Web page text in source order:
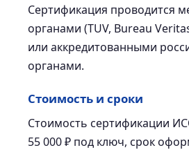
Сертификация проводится
органами (TUV, Bureau
или аккредитованными
органами.
Стоимость и сроки
Стоимость сертификации
55 000 ₽ под ключ, срок